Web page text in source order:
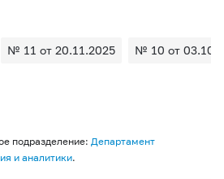
№ 11 от 20.11.2025 № 10 от
подразделение: Департамент
и аналитики.